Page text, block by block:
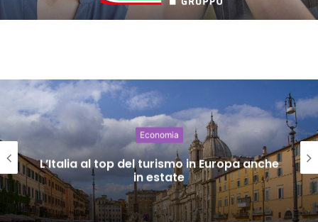
Economia
L’Italia al top del turismo in Europa anche
in estate